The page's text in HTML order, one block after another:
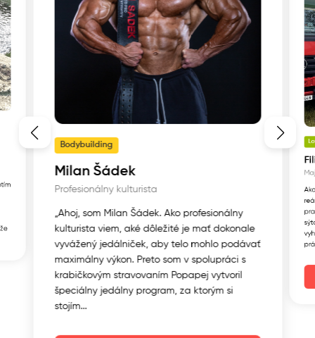
Bodybuilding
Milan Šádek
Profesionálny kulturista
„Ahoj, som Milan Šádek. Ako profesionálny
kulturista viem, aké dôležité je mať dokonale
vyvážený jedálniček, aby telo mohlo podávať
maximálny výkon. Preto som v spolupráci s
krabičkovým stravovaním Popapej vytvoril
špeciálny jedálny program, za ktorým si
stojím...